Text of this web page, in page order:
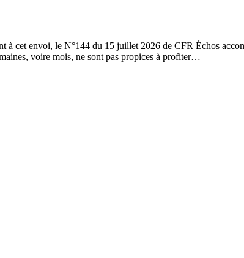
à cet envoi, le N°144 du 15 juillet 2026 de CFR Échos
voire mois, ne sont pas propices à profiter…